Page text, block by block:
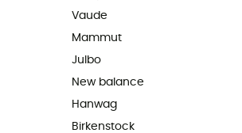
Vaude
Mammut
Julbo
New balance
Hanwag
Birkenstock